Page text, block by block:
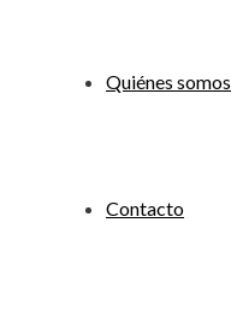
Quiénes somos
Contacto